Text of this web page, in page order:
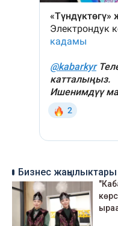
Бизнес жаңылыктары